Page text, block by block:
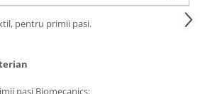
pentru primii pasi.
pasi Biomecanics: